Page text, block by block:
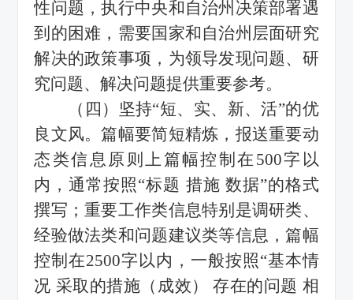
性问题，执行中央和自治州决策部署遇
到的困难，需要国家和自治州层面研究
解决的政策事项，为领导发现问题、研
究问题、解决问题提供重要参考。
（四）坚持“短、实、新、活”的优
良文风。篇幅要简短精炼，报送重要动
态类信息原则上篇幅控制在500字以
内，通常按照“标题 措施 数据”的格式
撰写；重要工作类信息特别是调研类、
经验做法类和问题建议类等信息，篇幅
控制在2500字以内，一般按照“基本情
况 采取的措施（成效） 存在的问题 相